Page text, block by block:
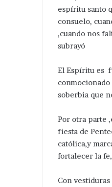
espíritu santo
consuelo,
,cuando nos
subrayó
El Espíritu es
soberbia que
Por otra parte
fiesta de
católica,y
fortalecer la
Con